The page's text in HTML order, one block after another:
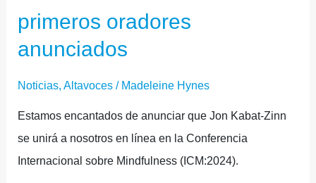
primeros oradores
anunciados
Noticias, Altavoces/ Madeleine Hynes
Estamos encantados de anunciar que Jon Kabat-Zinn
se unirá a nosotros en línea en la Conferencia
Internacional sobre Mindfulness (ICM:2024).